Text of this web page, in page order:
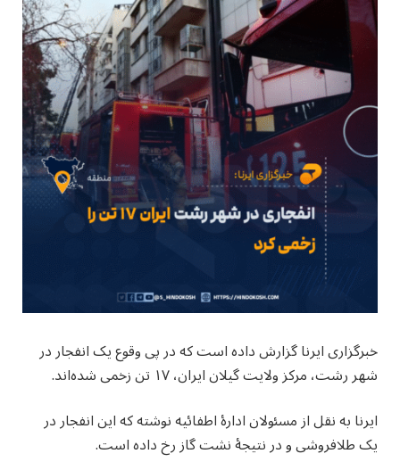
خبرگزاری ایرنا گزارش داده است که در پی وقوع یک انفجار در
شهر رشت، مرکز ولایت گیلان ایران، ۱۷ تن زخمی شده‌اند.
ایرنا به نقل از مسئولان ادارهٔ اطفائیه نوشته که این انفجار در
یک طلافروشی و در نتیجهٔ نشت گاز رخ داده است.